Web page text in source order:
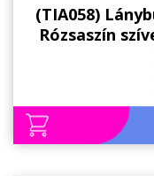
(TIA058)
Rózsaszín